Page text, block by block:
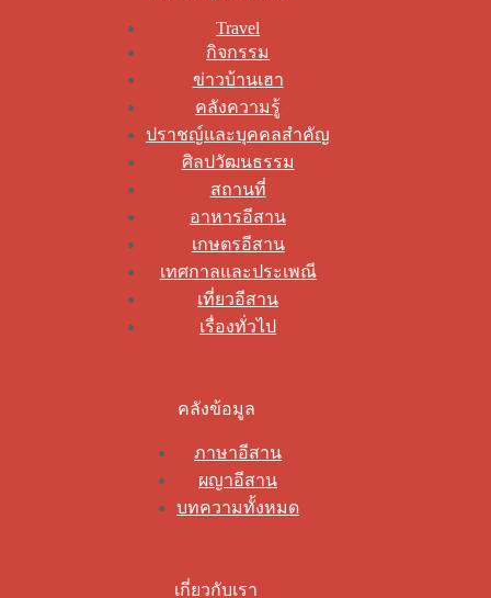
Travel
กิจกรรม
ข่าวบ้านเฮา
คลังความรู้
ปราชญ์และบุคคลสำคัญ
ศิลปวัฒนธรรม
สถานที่
อาหารอีสาน
เกษตรอีสาน
เทศกาลและประเพณี
เที่ยวอีสาน
เรื่องทั่วไป
คลังข้อมูล
ภาษาอีสาน
ผญาอีสาน
บทความทั้งหมด
เกี่ยวกับเรา